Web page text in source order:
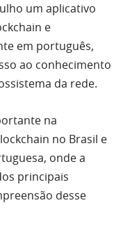
um aplicativo
e
em português,
ao conhecimento
da rede.
na
no Brasil e
onde a
principais
desse